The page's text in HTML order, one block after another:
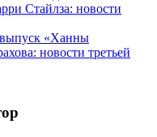
Стайлза: новости
«Ханны
новости третьей